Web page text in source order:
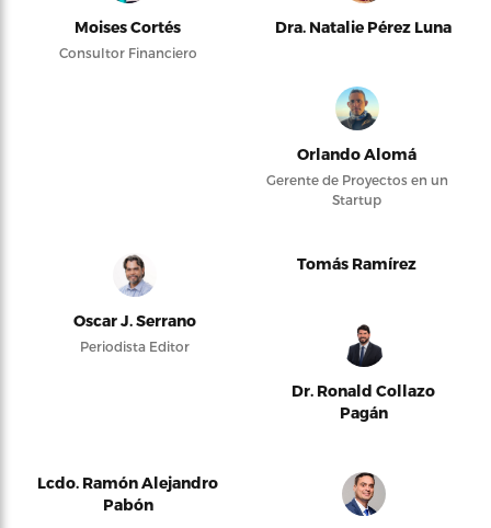
Moises Cortés
Consultor Financiero
Dra. Natalie Pérez Luna
Orlando Alomá
Gerente de Proyectos en un
Startup
Oscar J. Serrano
Periodista Editor
Tomás Ramírez
Dr. Ronald Collazo
Pagán
Lcdo. Ramón Alejandro
Pabón